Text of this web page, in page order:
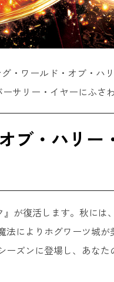
ワールド・オブ・ハ
サリー・イヤーにふさ
ブ・ハリー
が復活します。秋には
によりホグワーツ城
ズンに登場し、あな